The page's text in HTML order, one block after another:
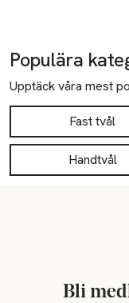
Populära
Upptäck våra mest
Fast tvål
Handtvål
Bli